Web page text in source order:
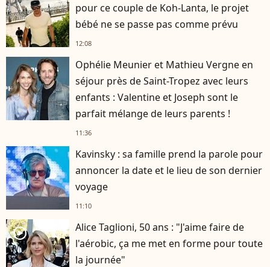
pour ce couple de Koh-Lanta, le projet
bébé ne se passe pas comme prévu
12:08
Ophélie Meunier et Mathieu Vergne en
séjour près de Saint-Tropez avec leurs
enfants : Valentine et Joseph sont le
parfait mélange de leurs parents !
11:36
Kavinsky : sa famille prend la parole pour
annoncer la date et le lieu de son dernier
voyage
11:10
player2
Alice Taglioni, 50 ans : "J'aime faire de
l'aérobic, ça me met en forme pour toute
la journée"